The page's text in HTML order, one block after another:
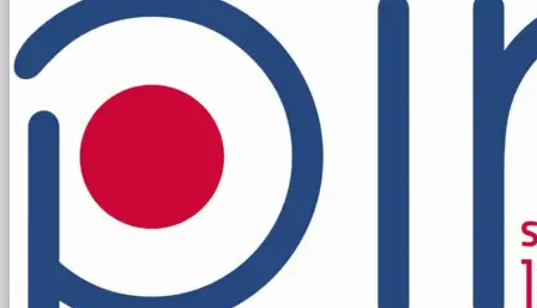
Gemi Bağlama Kütüğü Kabı
Hasta Bileklikleri